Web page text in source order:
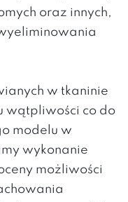
oraz innych,
w tkaninie
wątpliwości co do
modelu w
wykonanie
możliwości